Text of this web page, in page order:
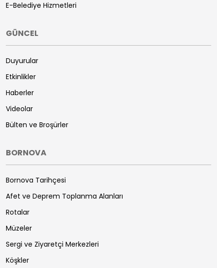
E-Belediye Hizmetleri
GÜNCEL
Duyurular
Etkinlikler
Haberler
Videolar
Bülten ve Broşürler
BORNOVA
Bornova Tarihçesi
Afet ve Deprem Toplanma Alanları
Rotalar
Müzeler
Sergi ve Ziyaretçi Merkezleri
Köşkler